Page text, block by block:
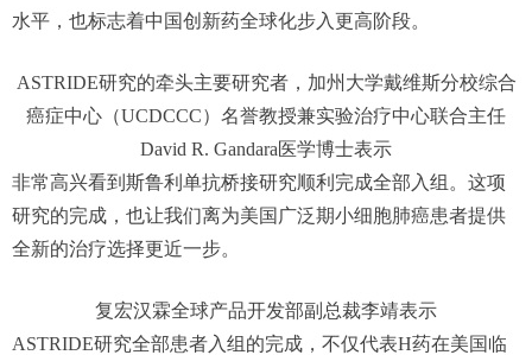
水平，也标志着中国创新药全球化步入更高阶段。
ASTRIDE研究的牵头主要研究者，加州大学戴维斯分校综合
癌症中心（UCDCCC）名誉教授兼实验治疗中心联合主任
David R. Gandara医学博士表示
非常高兴看到斯鲁利单抗桥接研究顺利完成全部入组。这项
研究的完成，也让我们离为美国广泛期小细胞肺癌患者提供
全新的治疗选择更近一步。
复宏汉霖全球产品开发部副总裁李靖表示
ASTRIDE研究全部患者入组的完成，不仅代表H药在美国临